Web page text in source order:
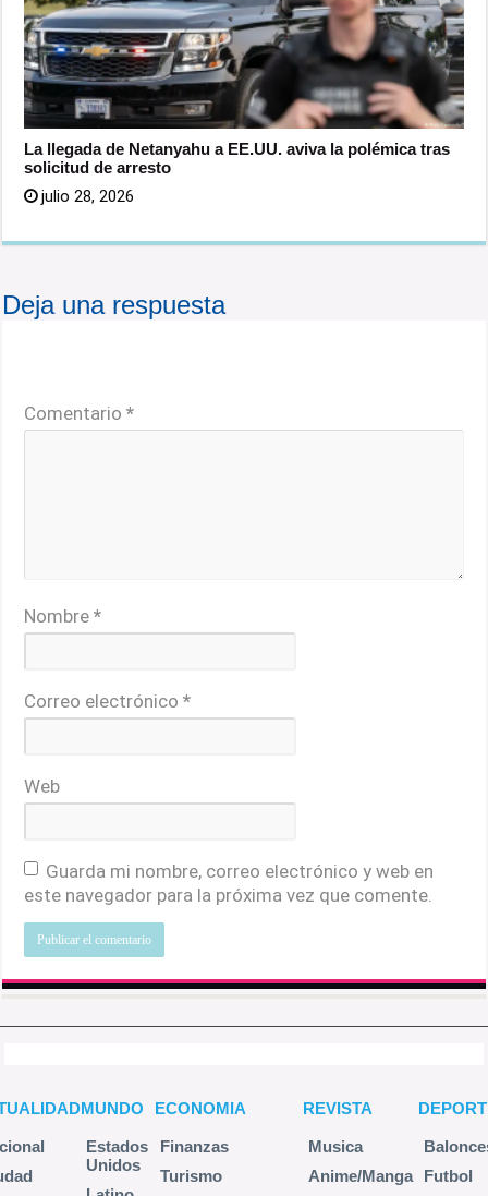
La llegada de Netanyahu a EE.UU. aviva la polémica tras
solicitud de arresto
julio 28, 2026
Deja una respuesta
Comentario*
Nombre*
Correo electrónico*
Web
Guarda mi nombre, correo electrónico y web en
este navegador para la próxima vez que comente.
MUNDO
Estados
Unidos
ECONOMIA
Finanzas
Turismo
REVISTA
Musica
Anime/Manga
Futbol